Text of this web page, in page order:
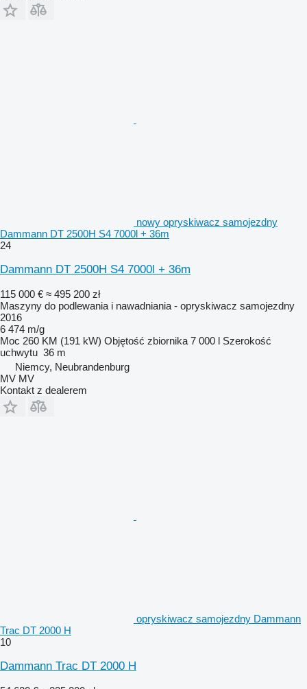
nowy opryskiwacz samojezdny
Dammann DT 2500H S4 7000l + 36m
24
Dammann DT 2500H S4 7000l + 36m
115 000 € ≈ 495 200 zł
Maszyny do podlewania i nawadniania - opryskiwacz samojezdny
2016
6 474 m/g
Moc 260 KM (191 kW) Objętość zbiornika 7 000 l Szerokość
uchwytu 36 m
Niemcy, Neubrandenburg
MV MV
Kontakt z dealerem
opryskiwacz samojezdny Dammann
Trac DT 2000 H
10
Dammann Trac DT 2000 H